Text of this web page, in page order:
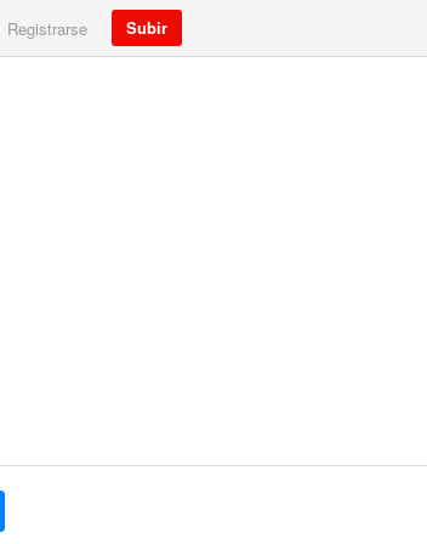
Registrarse Subir